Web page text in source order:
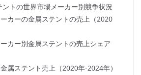
ントの世界市場メーカー別競争状況
カーの金属ステントの売上（2020
カー別金属ステントの売上シェア
属ステント売上（2020年-2024年）